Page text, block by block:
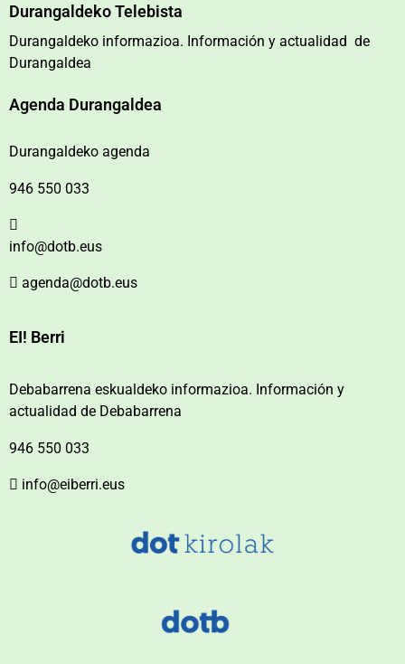
Durangaldeko Telebista
Durangaldeko informazioa. Información y actualidad de
Durangaldea
Agenda Durangaldea
Durangaldeko agenda
946 550 033
info@dotb.eus
agenda@dotb.eus
EI! Berri
Debabarrena eskualdeko informazioa. Información y
actualidad de Debabarrena
946 550 033
info@eiberri.eus